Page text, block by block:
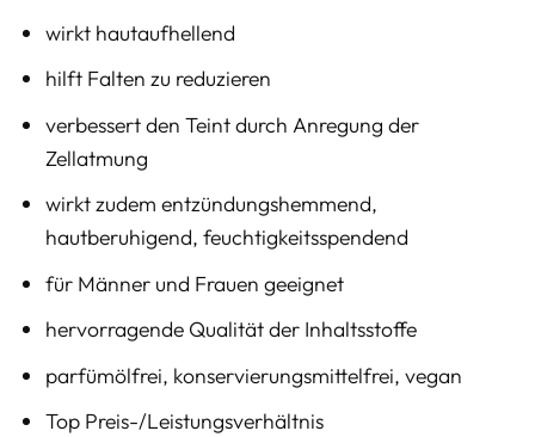
wirkt hautaufhellend
hilft Falten zu reduzieren
verbessert den Teint durch Anregung der
Zellatmung
wirkt zudem entzündungshemmend,
hautberuhigend, feuchtigkeitsspendend
für Männer und Frauen geeignet
hervorragende Qualität der Inhaltsstoffe
parfümölfrei, konservierungsmittelfrei, vegan
Top Preis-/Leistungsverhältnis